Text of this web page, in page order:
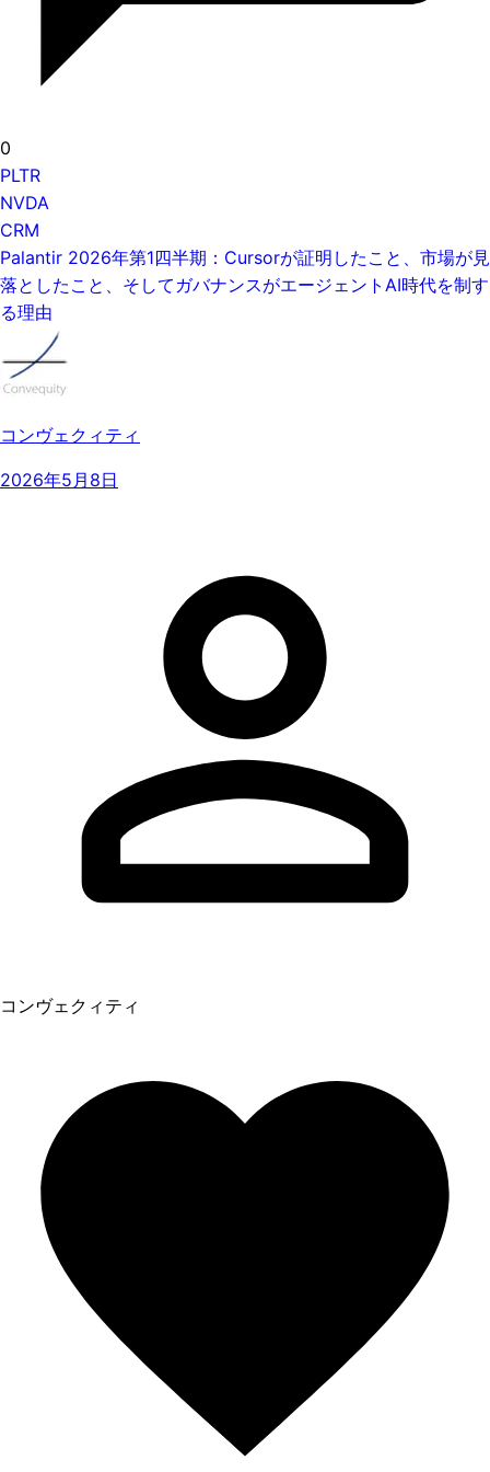
0
PLTR
NVDA
CRM
Palantir 2026年第1四半期：Cursorが証明したこと、市場が見
落としたこと、そしてガバナンスがエージェントAI時代を制す
る理由
コンヴェクィティ
2026年5月8日
コンヴェクィティ